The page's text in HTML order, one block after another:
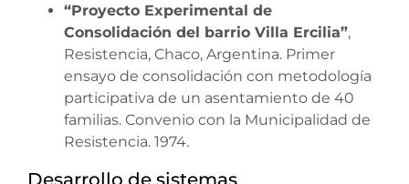
“Proyecto Experimental de
Consolidación del barrio Villa Ercilia”,
Resistencia, Chaco, Argentina. Primer
ensayo de consolidación con metodología
participativa de un asentamiento de 40
familias. Convenio con la Municipalidad de
Resistencia. 1974.
Desarrollo de sistemas